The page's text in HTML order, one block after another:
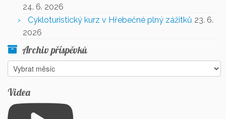
24. 6. 2026
Cykloturistický kurz v Hřebečné plný zážitků 23. 6.
2026
Archiv příspěvků
Videa